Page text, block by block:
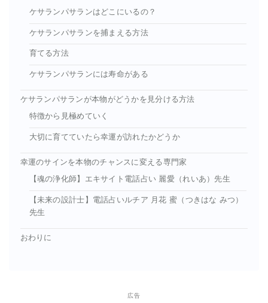
ケサランパサランはどこにいるの？
ケサランパサランを捕まえる方法
育てる方法
ケサランパサランには寿命がある
ケサランパサランが本物がどうかを見分ける方法
特徴から見極めていく
大切に育てていたら幸運が訪れたかどうか
幸運のサインを本物のチャンスに変える専門家
【魂の浄化師】エキサイト電話占い 麗愛（れいあ）先生
【未来の設計士】電話占いルチア 月花 蜜（つきはな みつ）
先生
おわりに
広告